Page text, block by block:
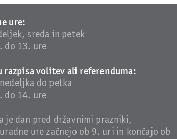
ure:
sreda in petek
do 13. ure
razpisa volitev ali referenduma:
do petka
do 14. ure
je dan pred državnimi prazniki,
ure začnejo ob 9. uri in končajo ob